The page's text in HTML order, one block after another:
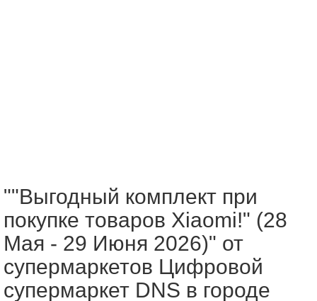
""Выгодный комплект при
покупке товаров Xiaomi!" (28
Мая - 29 Июня 2026)" от
супермаркетов Цифровой
супермаркет DNS в городе